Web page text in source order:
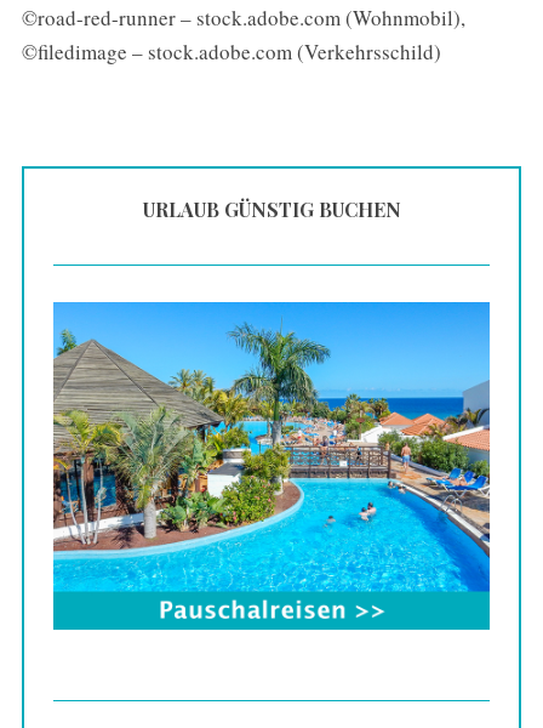
©road-red-runner – stock.adobe.com (Wohnmobil),
©filedimage – stock.adobe.com (Verkehrsschild)
URLAUB GÜNSTIG BUCHEN